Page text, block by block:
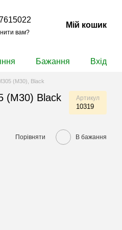
вам?
Мій кошик
Бажання Вхід
(M30), Black
(M30) Black Артикул
10319
Порівняти В бажання